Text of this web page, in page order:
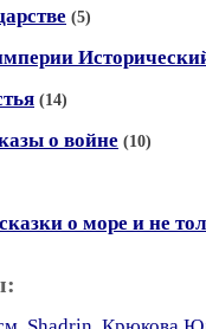
(5)
(14)
о войне (10)
о море и не